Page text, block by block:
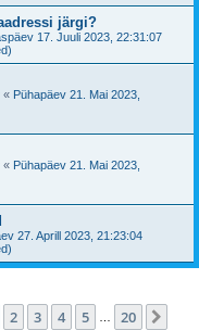
järgi?
17. Juuli 2023, 22:31:07
« Pühapäev 21. Mai 2023,
« Pühapäev 21. Mai 2023,
27. Aprill 2023, 21:23:04
20 -st
2 3 4 5 20